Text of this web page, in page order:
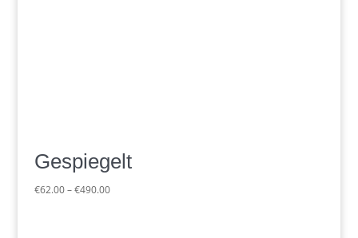
Gespiegelt
€62.00 –€490.00Preisspanne: